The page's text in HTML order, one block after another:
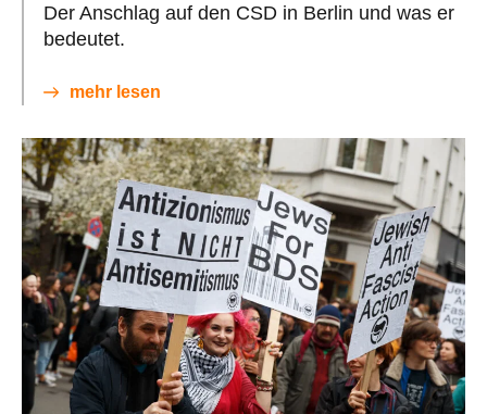
Der Anschlag auf den CSD in Berlin und was er
bedeutet.
mehr lesen